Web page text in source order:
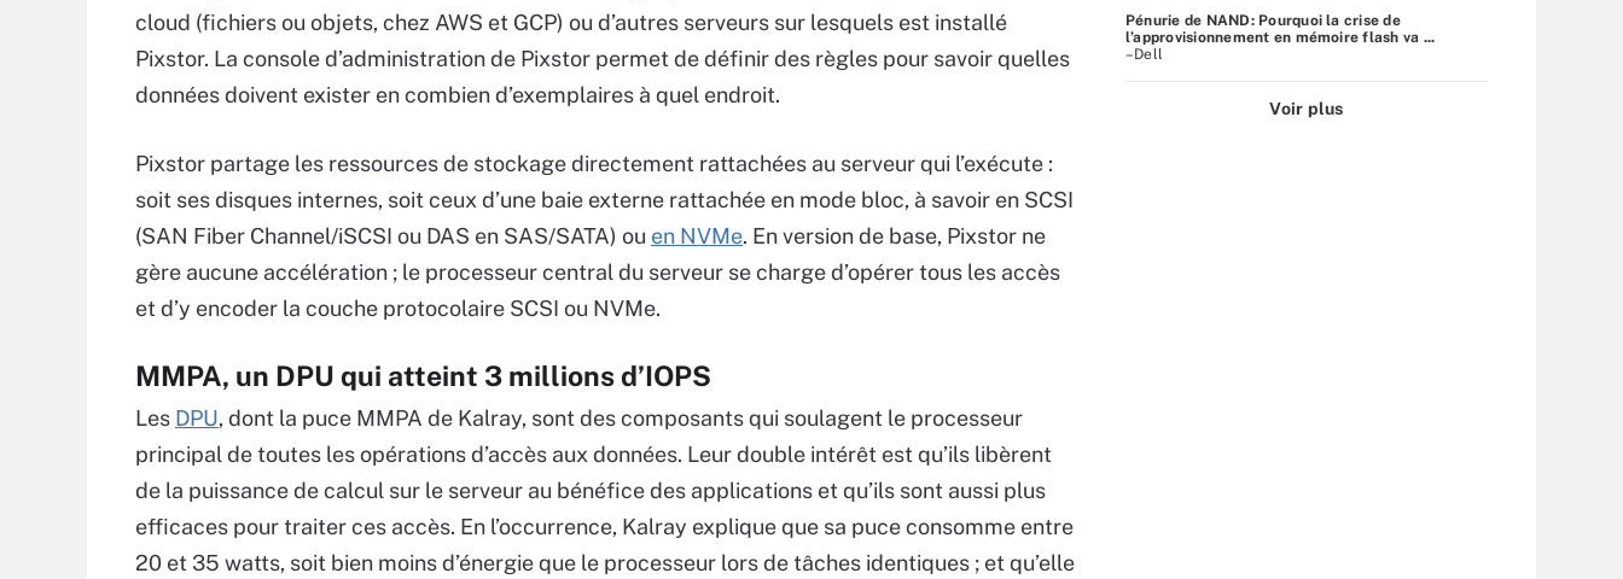
cloud (fichiers ou objets, chez AWS et GCP) ou d’autres serveurs sur lesquels est installé
Pixstor. La console d’administration de Pixstor permet de définir des règles pour savoir quelles
données doivent exister en combien d’exemplaires à quel endroit.
Pixstor partage les ressources de stockage directement rattachées au serveur qui l’exécute :
soit ses disques internes, soit ceux d’une baie externe rattachée en mode bloc, à savoir en SCSI
(SAN Fiber Channel/iSCSI ou DAS en SAS/SATA) ou en NVMe. En version de base, Pixstor ne
gère aucune accélération ; le processeur central du serveur se charge d’opérer tous les accès
et d’y encoder la couche protocolaire SCSI ou NVMe.
MMPA, un DPU qui atteint 3 millions d’IOPS
Les DPU, dont la puce MMPA de Kalray, sont des composants qui soulagent le processeur
principal de toutes les opérations d’accès aux données. Leur double intérêt est qu’ils libèrent
de la puissance de calcul sur le serveur au bénéfice des applications et qu’ils sont aussi plus
efficaces pour traiter ces accès. En l’occurrence, Kalray explique que sa puce consomme entre
20 et 35 watts, soit bien moins d’énergie que le processeur lors de tâches identiques ; et qu’elle
Pénurie de NAND: Pourquoi la crise de
l’approvisionnement en mémoire flash va ...
–Dell
Voir plus